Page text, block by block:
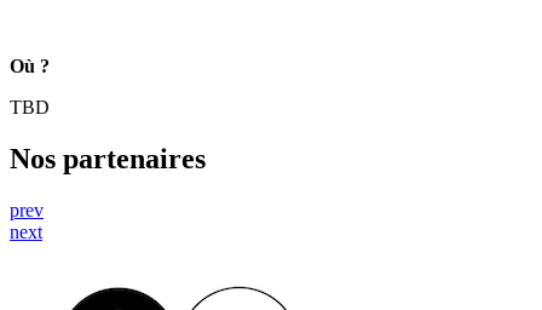
Où ?
TBD
Nos partenaires
prev
next